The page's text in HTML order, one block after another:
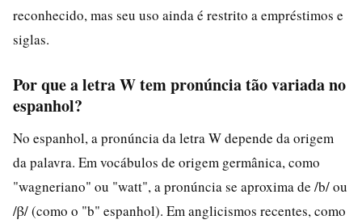
reconhecido, mas seu uso ainda é restrito a empréstimos e
siglas.
Por que a letra W tem pronúncia tão variada no
espanhol?
No espanhol, a pronúncia da letra W depende da origem
da palavra. Em vocábulos de origem germânica, como
"wagneriano" ou "watt", a pronúncia se aproxima de /b/ ou
/β/ (como o "b" espanhol). Em anglicismos recentes, como